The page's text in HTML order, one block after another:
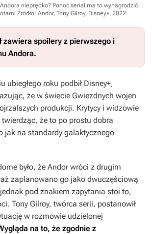
nieprędko? Ponoć serial ma to wynagrodzić
Źródło: Andor, Tony Gilroy, Disney+, 2022.
zawiera spoilery z pierwszego i
Andora.
ubiegłego roku podbił Disney+,
że w świecie Gwiezdnych wojen
produkcji. Krytycy i widzowie
że to po prostu dobra
jak na standardy galaktycznego
było, że Andorwróci z drugim
zaplanowano go jako dwuczęściową
pod znakiem zapytania stoi to,
Tony Gilroy, twórca serii, postanowił
w rozmowie udzielonej
na to, że zgodnie z